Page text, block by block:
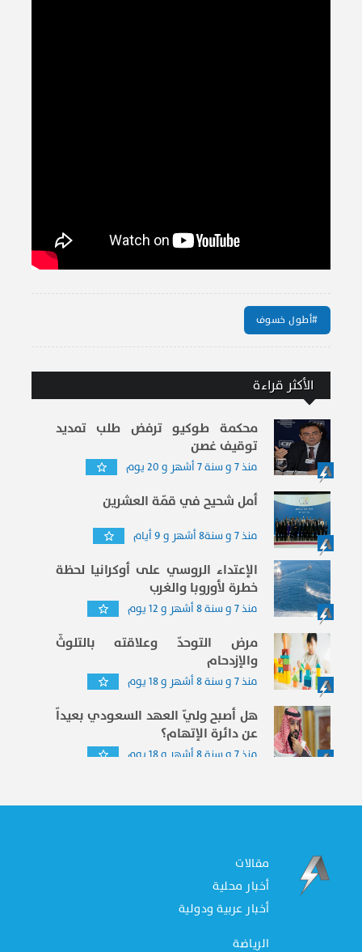
#أطول خسوف
الأكثر قراءة
محكمة طوكيو ترفض طلب تمديد
توقيف غصن
منذ 7 و سنة 7 أشهر و 20 يوم
أمل شحيح في قمّة العشرين
منذ 7 و سنة8 أشهر و 9 أيام
الإعتداء الروسي على أوكرانيا لحظة
خطرة لأوروبا والغرب
منذ 7 و سنة 8 أشهر و 12 يوم
مرض التوحدّ وعلاقته بالتلوثّ
والإزدحام
منذ 7 و سنة 8 أشهر و 18 يوم
هل أصبح وليّ العهد السعودي بعيداّ
عن دائرة الإتهام؟
منذ 7 و سنة 8 أشهر و 18 يوم
مقالات
أخبار محلية
أخبار عربية ودولية
الرياضة